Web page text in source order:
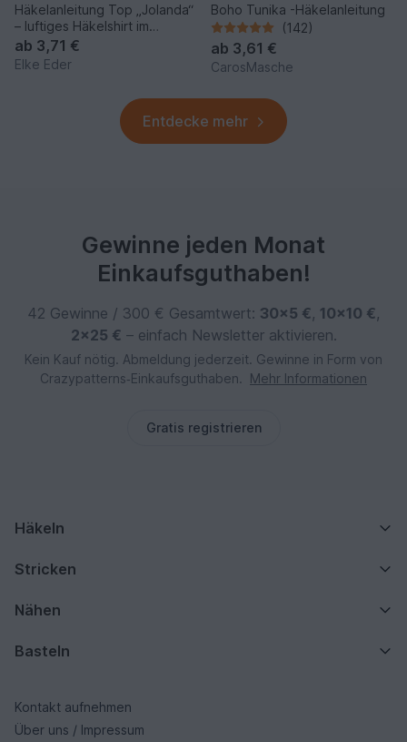
Häkelanleitung Top „Jolanda“
– luftiges Häkelshirt im
Mustermix
ab 3,71 €
Elke Eder
Boho Tunika -Häkelanleitung
(142)
ab 3,61 €
CarosMasche
Entdecke mehr
Gewinne jeden Monat
Einkaufsguthaben!
42 Gewinne / 300 € Gesamtwert: 30×5 €, 10×10 €,
2×25 € – einfach Newsletter aktivieren.
Kein Kauf nötig. Abmeldung jederzeit. Gewinne in Form von
Crazypatterns‑Einkaufsguthaben.
Mehr Informationen
Gratis registrieren
Häkeln
Stricken
Nähen
Basteln
Kontakt aufnehmen
Über uns / Impressum